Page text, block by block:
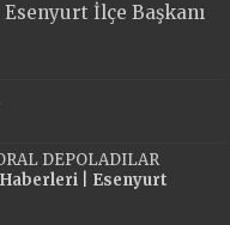
İlçe Başkanı
DEPOLADILAR
Haberleri| Esenyurt